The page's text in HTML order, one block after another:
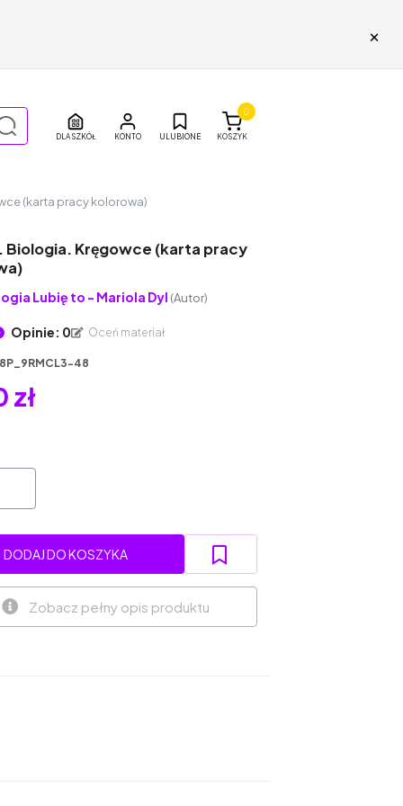
×
DLA SZKÓŁ ULUBIONE KOSZYK
0
(karta pracy kolorowa)
Biologia. Kręgowce (karta pracy
Lubię to - Mariola Dyl (Autor)
Opinie: 0 Oceń materiał
48
zł
DODAJ DO KOSZYKA
Zobacz pełny opis produktu